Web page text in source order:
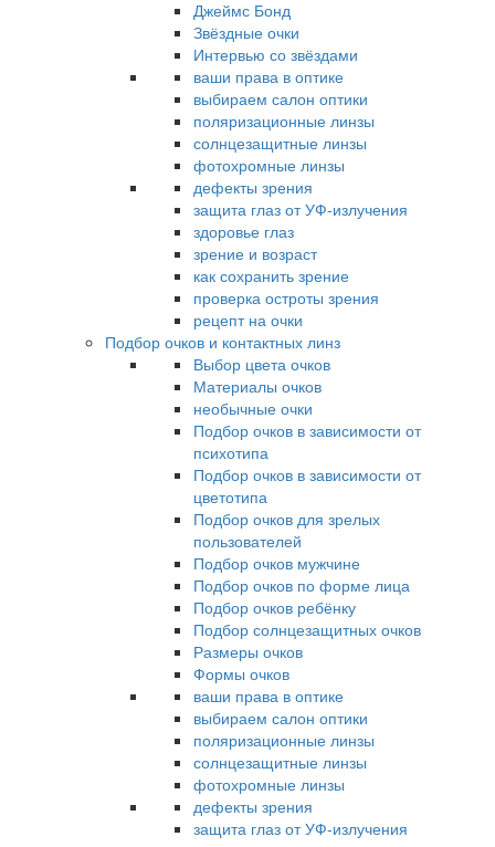
Джеймс Бонд
Звёздные очки
Интервью со звёздами
ваши права в оптике
выбираем салон оптики
поляризационные линзы
солнцезащитные линзы
фотохромные линзы
дефекты зрения
защита глаз от УФ-излучения
здоровье глаз
зрение и возраст
как сохранить зрение
проверка остроты зрения
рецепт на очки
Подбор очков и контактных линз
Выбор цвета очков
Материалы очков
необычные очки
Подбор очков в зависимости от
психотипа
Подбор очков в зависимости от
цветотипа
Подбор очков для зрелых
пользователей
Подбор очков мужчине
Подбор очков по форме лица
Подбор очков ребёнку
Подбор солнцезащитных очков
Размеры очков
Формы очков
ваши права в оптике
выбираем салон оптики
поляризационные линзы
солнцезащитные линзы
фотохромные линзы
дефекты зрения
защита глаз от УФ-излучения